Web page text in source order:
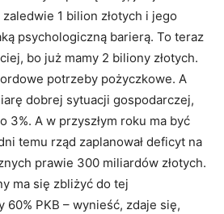
1 bilion złotych i jego
psychologiczną barierą. To teraz
bo już mamy 2 biliony złotych.
potrzeby pożyczkowe. A
dobrej sytuacji gospodarczej,
3%. A w przyszłym roku ma być
temu rząd zaplanował deficyt na
prawie 300 miliardów złotych.
ma się zbliżyć do tej
PKB – wynieść, zdaje się,